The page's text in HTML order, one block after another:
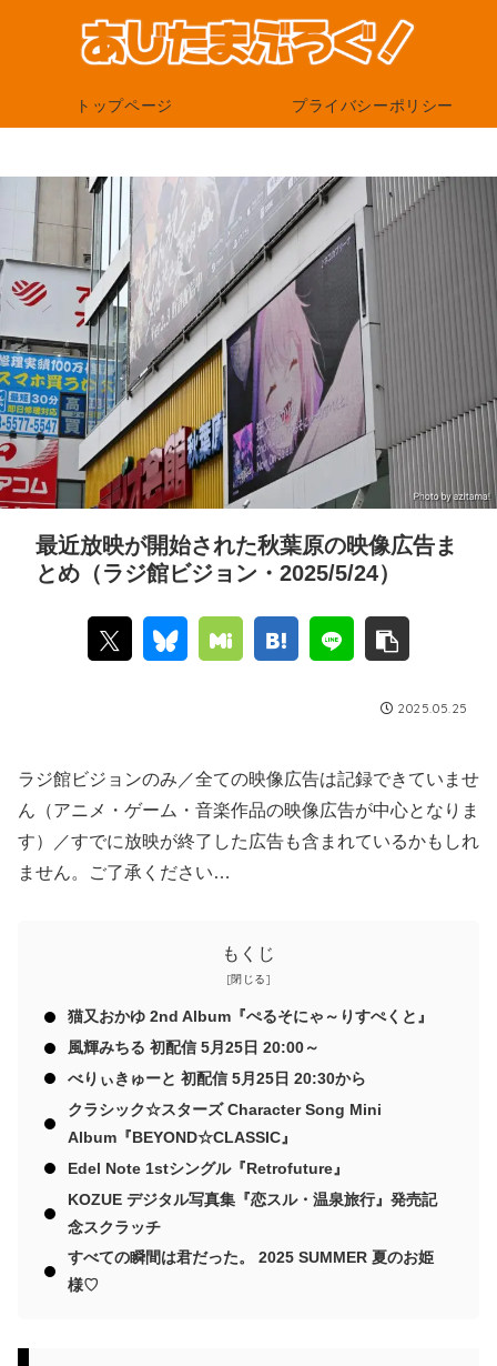
トップページ プライバシーポリシー
最近放映が開始された秋葉原の映像広告ま
とめ（ラジ館ビジョン・2025/5/24）
2025.05.25
ラジ館ビジョンのみ／全ての映像広告は記録できていませ
ん（アニメ・ゲーム・音楽作品の映像広告が中心となりま
す）／すでに放映が終了した広告も含まれているかもしれ
ません。ご了承ください…
もくじ
猫又おかゆ 2nd Album『ぺるそにゃ～りすぺくと』
風輝みちる 初配信 5月25日 20:00～
べりぃきゅーと 初配信 5月25日 20:30から
クラシック☆スターズ Character Song Mini
Album『BEYOND☆CLASSIC』
Edel Note 1stシングル『Retrofuture』
KOZUE デジタル写真集『恋スル・温泉旅行』発売記
念スクラッチ
すべての瞬間は君だった。 2025 SUMMER 夏のお姫
様♡